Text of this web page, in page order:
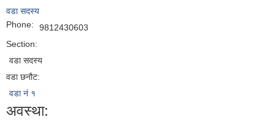
वडा सदस्य
Phone:
9812430603
Section:
वडा सदस्य
वडा छनौट:
वडा नं १
अवस्था: